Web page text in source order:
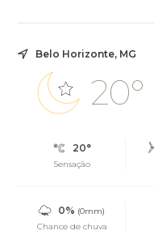
Belo Horizonte, MG
20°
20°
Sensação
0% (0mm)
Chance de chuva